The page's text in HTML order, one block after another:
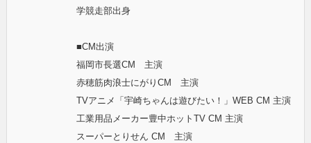
学競走部出身
■CM出演
福岡市長選CM 主演
赤穂筋肉浪士にがりCM 主演
TVアニメ「宇崎ちゃんは遊びたい！」WEB CM 主演
工業用品メーカー豊中ホットTV CM 主演
スーパーとりせん CM 主演